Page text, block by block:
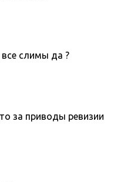
слимы да ?
за приводы ревизии